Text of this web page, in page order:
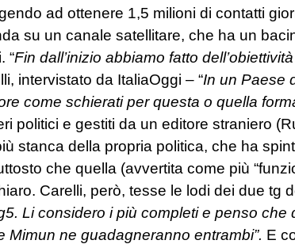
ad ottenere 1,5 milioni di contatti
su un canale satellitare, che ha un
“Fin dall’inizio abbiamo fatto
intervistato da ItaliaOggi – “In un Paese
come schierati per questa o quella
politici e gestiti da un editore straniero
stanca della propria politica, che ha
che quella (avvertita come più
Carelli, però, tesse le lodi dei due tg
Li considero i più completi e penso che
ne guadagneranno entrambi”. E